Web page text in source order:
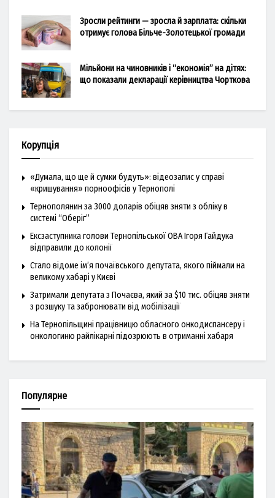
Зросли рейтинги — зросла й зарплата: скільки
отримує голова Більче-Золотецької громади
Мільйони на чиновників і “економія” на дітях:
що показали декларації керівництва Чорткова
Корупція
«Думала, що ще й сумки будуть»: відеозапис у справі
«кришування» порноофісів у Тернополі
Тернополянин за 3000 доларів обіцяв зняти з обліку в
системі “Оберіг”
Ексзаступника голови Тернопільської ОВА Ігоря Гайдука
відправили до колонії
Стало відоме ім’я почаївського депутата, якого піймали на
великому хабарі у Києві
Затримали депутата з Почаєва, який за $10 тис. обіцяв зняти
з розшуку та забронювати від мобілізації
На Тернопільщині працівницю обласного онкодиспансеру і
онкологиню райлікарні підозрюють в отриманні хабаря
Популярне